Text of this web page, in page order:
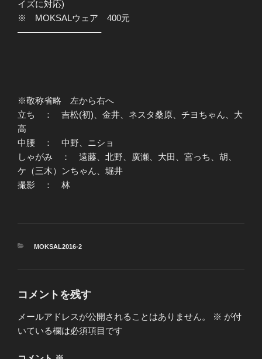
イズに対応)
※ MOKSALウェア 400元
—————————–
※敬称省略 左から右へ
立ち ： 吉松(初)、金井、ネスタ桑原、チヨちゃん、大
高
中腰 ： 中野、ニショ
しゃがみ ： 遠藤、北野、廣瀬、大田、宮っち、胡、
ケ（三木）ンちゃん、堀井
撮影 ： 林
カ
MOKSAL2016-2
コメントを残す
メールアドレスが公開されることはありません。 ※ が付
いている欄は必須項目です